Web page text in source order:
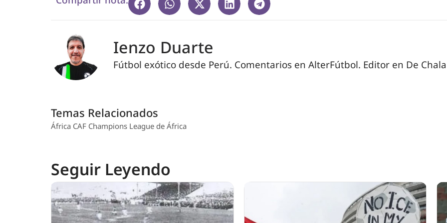
Ienzo Duarte
Fútbol exótico desde Perú. Comentarios en AlterFútbol. Editor en De
Temas Relacionados
África CAF Champions League de África
Seguir Leyendo